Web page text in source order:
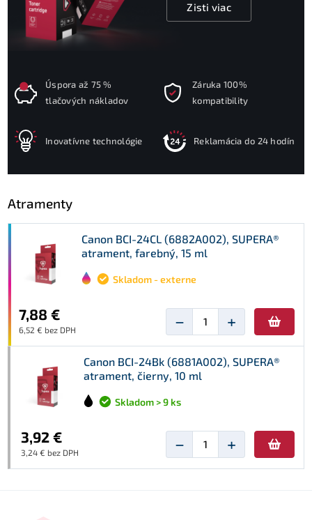
Zisti viac
Úspora až 75 %
tlačových nákladov
Záruka 100%
kompatibility
Inovatívne technológie Reklamácia do 24 hodín
Atramenty
Canon BCI-24CL (6882A002), SUPERA®
atrament, farebný, 15 ml
Skladom - externe
7,88 €
6,52 € bez DPH − +
Canon BCI-24Bk (6881A002), SUPERA®
atrament, čierny, 10 ml
Skladom > 9 ks
3,92 €
3,24 € bez DPH − +